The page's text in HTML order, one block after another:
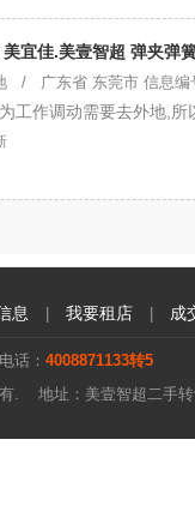
美宜佳.美壹智超 弹夹弹
/ 广东省 东莞市 信息编
工作调动需要去外地,
息 我要租店 成
话： 4008871133转5
. 地址：美壹智超二手